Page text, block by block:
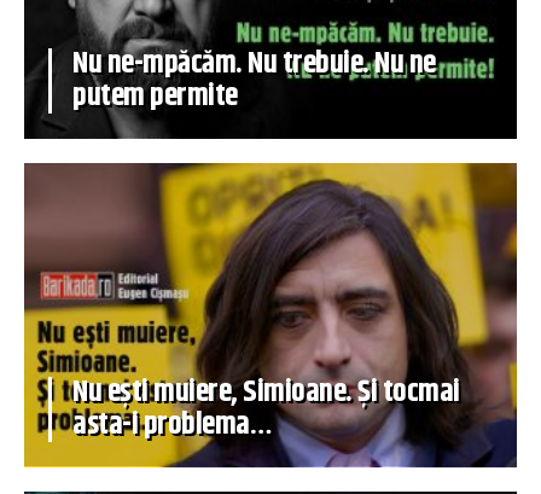
Nu ne-mpăcăm. Nu trebuie. Nu ne
putem permite
Nu ești muiere, Simioane. Și tocmai
asta-i problema…